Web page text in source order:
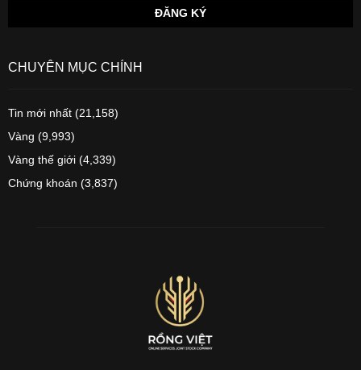
CHUYÊN MỤC CHÍNH
Tin mới nhất (21,158)
Vàng (9,993)
Vàng thế giới (4,339)
Chứng khoán (3,837)